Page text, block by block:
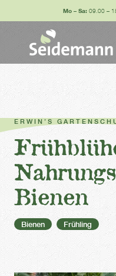
Mo – Sa: 09.00 –
ERWIN’S
Bienen
Bienen Frühling